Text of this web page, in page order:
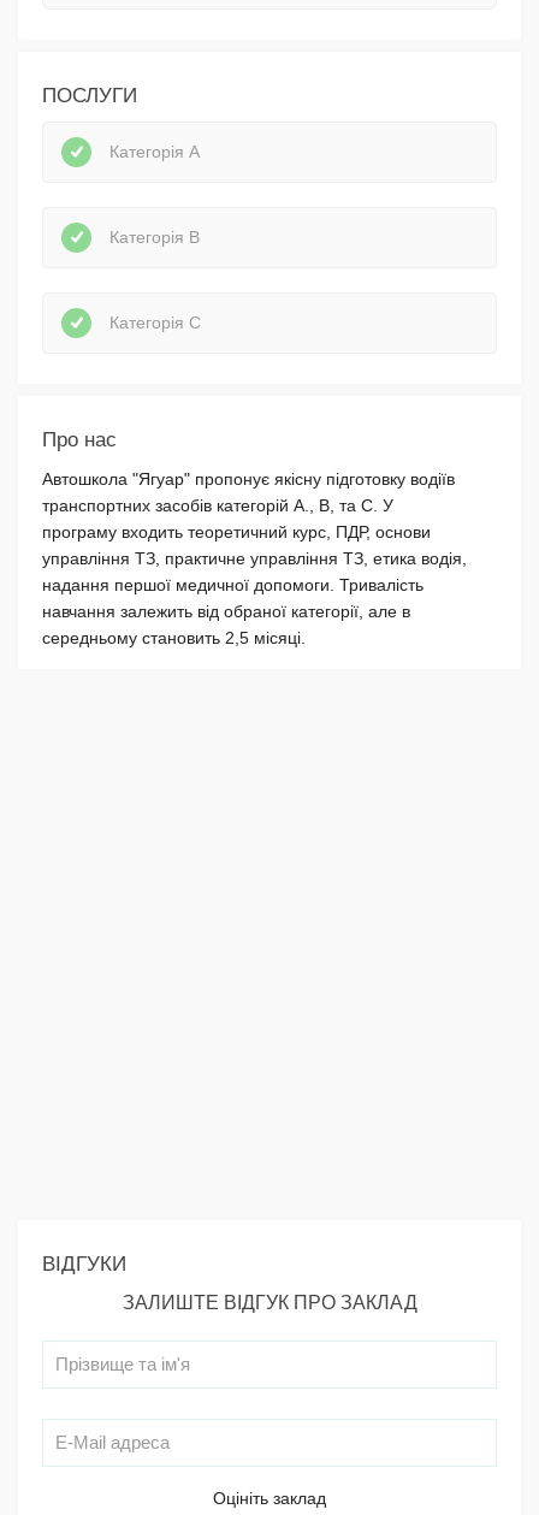
ПОСЛУГИ
Категорія А
Категорія В
Категорія С
Про нас
Автошкола "Ягуар" пропонує якісну підготовку водіїв
транспортних засобів категорій А., В, та С. У
програму входить теоретичний курс, ПДР, основи
управління ТЗ, практичне управління ТЗ, етика водія,
надання першої медичної допомоги. Тривалість
навчання залежить від обраної категорії, але в
середньому становить 2,5 місяці.
ВІДГУКИ
ЗАЛИШТЕ ВІДГУК ПРО ЗАКЛАД
Оцініть заклад